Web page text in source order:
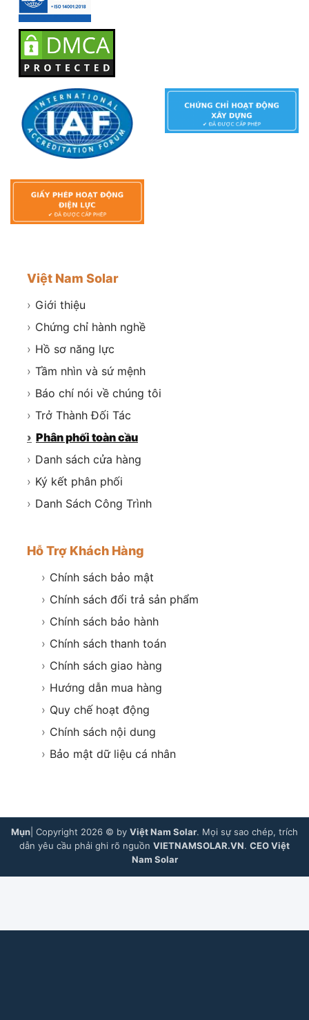
Việt Nam Solar
› Giới thiệu
› Chứng chỉ hành nghề
› Hồ sơ năng lực
› Tầm nhìn và sứ mệnh
› Báo chí nói về chúng tôi
› Trở Thành Đối Tác
› Phân phối toàn cầu
› Danh sách cửa hàng
› Ký kết phân phối
› Danh Sách Công Trình
Hỗ Trợ Khách Hàng
› Chính sách bảo mật
› Chính sách đổi trả sản phẩm
› Chính sách bảo hành
› Chính sách thanh toán
› Chính sách giao hàng
› Hướng dẫn mua hàng
› Quy chế hoạt động
› Chính sách nội dung
› Bảo mật dữ liệu cá nhân
Mụn | Copyright 2026 © by Việt Nam Solar. Mọi sự sao chép, trích
dẫn yêu cầu phải ghi rõ nguồn VIETNAMSOLAR.VN. CEO Việt
Nam Solar